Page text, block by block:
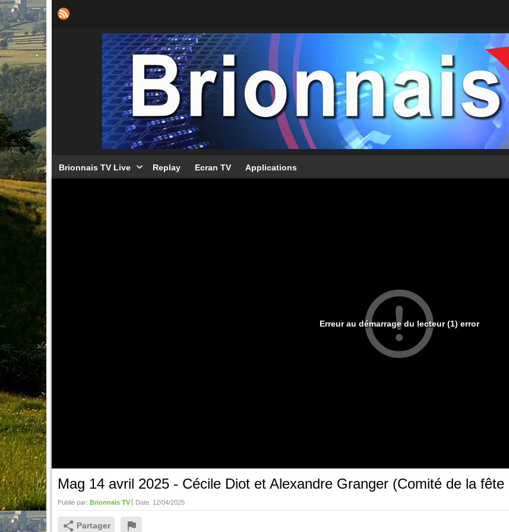
Brionnais TV Live Replay Ecran TV Applications
Erreur au démarrage du lecteur (1) error
Mag 14 avril 2025 - Cécile Diot et Alexandre Granger (Comité de la fête
Publié par: Brionnais TV Date: 12/04/2025
Partager